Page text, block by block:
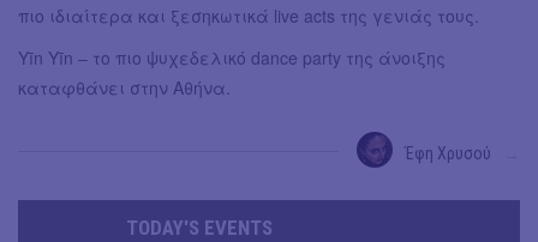
πιο ιδιαίτερα και ξεσηκωτικά live acts της γενιάς τους.
Yīn Yīn – το πιο ψυχεδελικό dance party της άνοιξης
καταφθάνει στην Αθήνα.
Έφη Χρυσού
TODAY'S EVENTS